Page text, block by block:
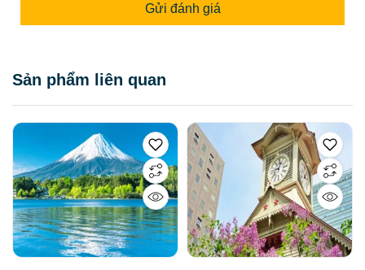
Gửi đánh giá
Sản phẩm liên quan